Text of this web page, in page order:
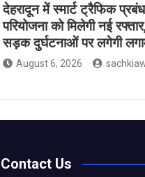
देहरादून में स्मार्ट ट्रैफिक
परियोजना को मिलेगी नई
सड़क दुर्घटनाओं पर लगेगी
August 6, 2026
Contact Us